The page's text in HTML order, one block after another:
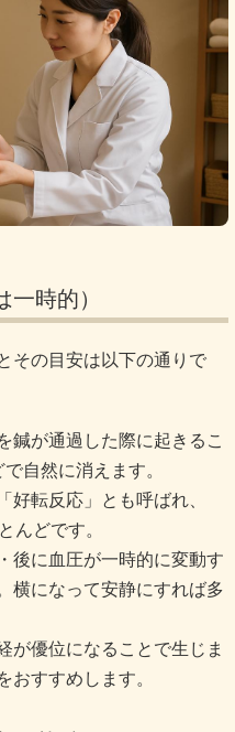
時的）
その目安は以下の通りで
が通過した際に起きるこ
自然に消えます。
転反応」とも呼ばれ、
んどです。
に血圧が一時的に変動す
横になって安静にすれば多
優位になることで生じま
おすすめします。